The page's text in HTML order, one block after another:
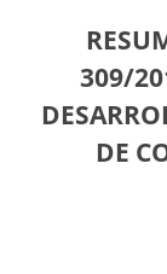
309/
DE